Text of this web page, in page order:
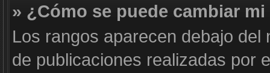
» ¿Cómo se puede cambiar
Los rangos aparecen debajo
de publicaciones realizadas por